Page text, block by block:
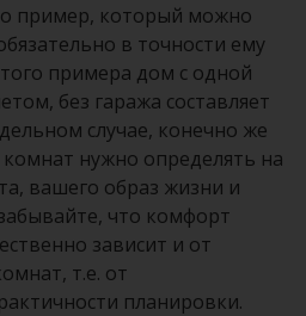
пример, который можно
в точности ему
примера дом с одной
без гаража составляет
случае, конечно же
нужно определять на
вашего образ жизни и
что комфорт
зависит и от
т.е. от
планировки.